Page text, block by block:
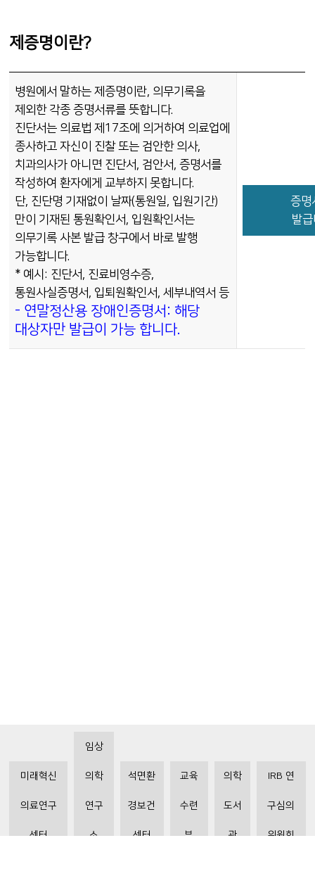
제증명이란?
병원에서 말하는 제증명이란, 의무기록을
제외한 각종 증명서류를 뜻합니다.
진단서는 의료법 제17조에 의거하여 의료업에
종사하고 자신이 진찰 또는 검안한 의사,
치과의사가 아니면 진단서, 검안서, 증명서를
작성하여 환자에게 교부하지 못합니다.
단, 진단명 기재없이 날짜(통원일, 입원기간)
만이 기재된 통원확인서, 입원확인서는
의무기록 사본 발급 창구에서 바로 발행
가능합니다.
* 예시: 진단서, 진료비영수증,
통원사실증명서, 입퇴원확인서, 세부내역서 등
- 연말정산용 장애인증명서: 해당
대상자만 발급이 가능 합니다.
증명
발
미래혁신
의료연구
센터
임상
의학
연구
소
석면환
경보건
센터
교육
수련
부
의학
도서
관
IRB 연
구심의
위원회